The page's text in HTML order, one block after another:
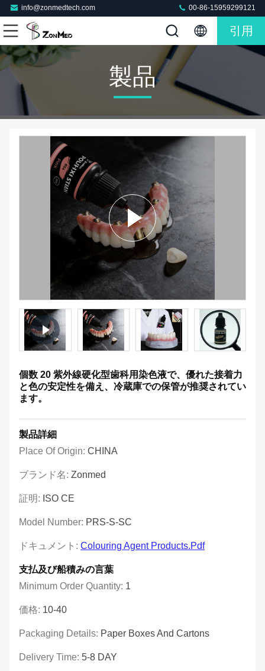
info@zonmedtech.com 00-86-15959299121
引用
製品
個数 20 紫外線硬化型歯科用染色液で、優れた接着力
と色の安定性を備え、冷蔵庫での保管が推奨されてい
ます。
製品詳細
Place Of Origin: CHINA
ブランド名: Zonmed
証明: ISO CE
Model Number: PRS-S-SC
ドキュメント: Colouring Agent Products.pdf
支払及び船積みの言葉
Minimum Order Quantity: 1
価格: 10-40
Packaging Details: Paper Boxes And Cartons
Delivery Time: 5-8 DAY